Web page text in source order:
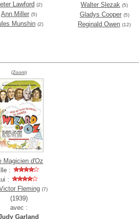
Lawford (2)
Ann Miller (5)
Munshin (2)
Walter Slezak (5)
Gladys Cooper (5)
Reginald Owen (12)
(Zoom)
Magicien d'Oz
:
:
Fleming (7)
(1939)
avec :
Garland